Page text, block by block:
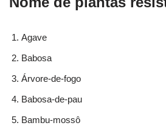
Agave
Babosa
Árvore-de-fogo
Babosa-de-pau
Bambu-mossô